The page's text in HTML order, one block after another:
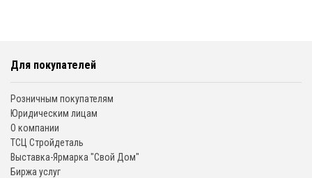
Для покупателей
Розничным покупателям
Юридическим лицам
О компании
ТСЦ Стройдеталь
Выставка-Ярмарка "Свой Дом"
Биржа услуг